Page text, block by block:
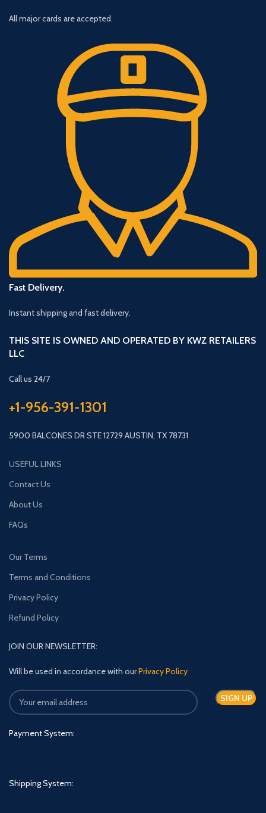
All major cards are accepted.
Fast Delivery.
Instant shipping and fast delivery.
THIS SITE IS OWNED AND OPERATED BY KWZ RETAILERS
LLC
Call us 24/7
+1-956-391-1301
5900 BALCONES DR STE 12729 AUSTIN, TX 78731
USEFUL LINKS
Contact Us
About Us
FAQs
Our Terms
Terms and Conditions
Privacy Policy
Refund Policy
JOIN OUR NEWSLETTER:
Will be used in accordance with ourPrivacy Policy
Payment System:
Shipping System: